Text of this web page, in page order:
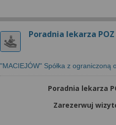
Poradnia lekarza POZ
"MACIEJÓW" Spółka z
Poradnia lekarza
Zarezerwuj